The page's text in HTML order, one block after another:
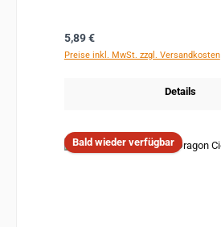
Regulärer Preis:
5,89 €
Preise inkl. MwSt. zzgl. Versandkosten
Details
Bald wieder verfügbar